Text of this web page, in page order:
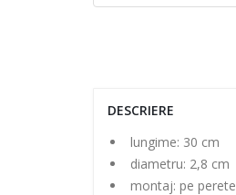
DESCRIERE
lungime: 30 cm
diametru: 2,8 cm
montaj: pe perete